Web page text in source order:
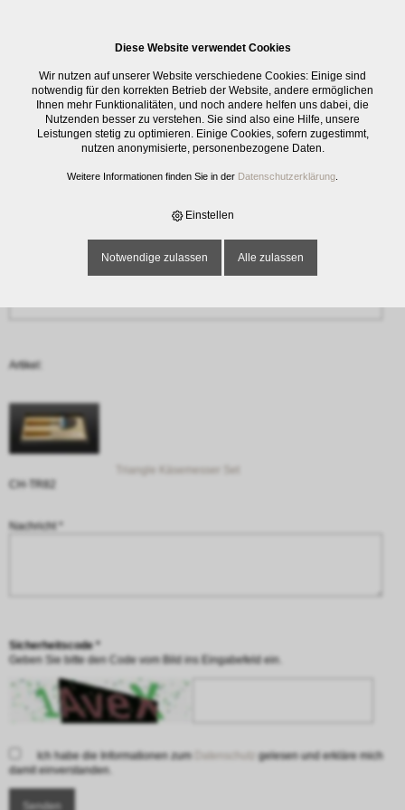
‹ Zurück
Anfrage
Name oder Firma *
Artikel:
Triangle Käsemesser Set
CH-TR82
Nachricht *
Sicherheitscode *
Geben Sie bitte den Code vom Bild ins Eingabefeld ein.
Ich habe die Informationen zum
gelesen und erkläre mich
damit einverstanden.
Diese Website verwendet Cookies
Wir nutzen auf unserer Website verschiedene Cookies: Einige sind
notwendig für den korrekten Betrieb der Website, andere ermöglichen
Ihnen mehr Funktionalitäten, und noch andere helfen uns dabei, die
Nutzenden besser zu verstehen. Sie sind also eine Hilfe, unsere
Leistungen stetig zu optimieren. Einige Cookies, sofern zugestimmt,
nutzen anonymisierte, personenbezogene Daten.
Weitere Informationen finden Sie in der Datenschutzerklärung
Einstellen
Notwendige zulassen Alle zulassen